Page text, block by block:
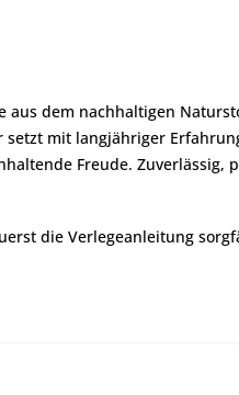
aus dem nachhaltigen
mit langjähriger
Freude. Zuverlässig,
die Verlegeanleitung